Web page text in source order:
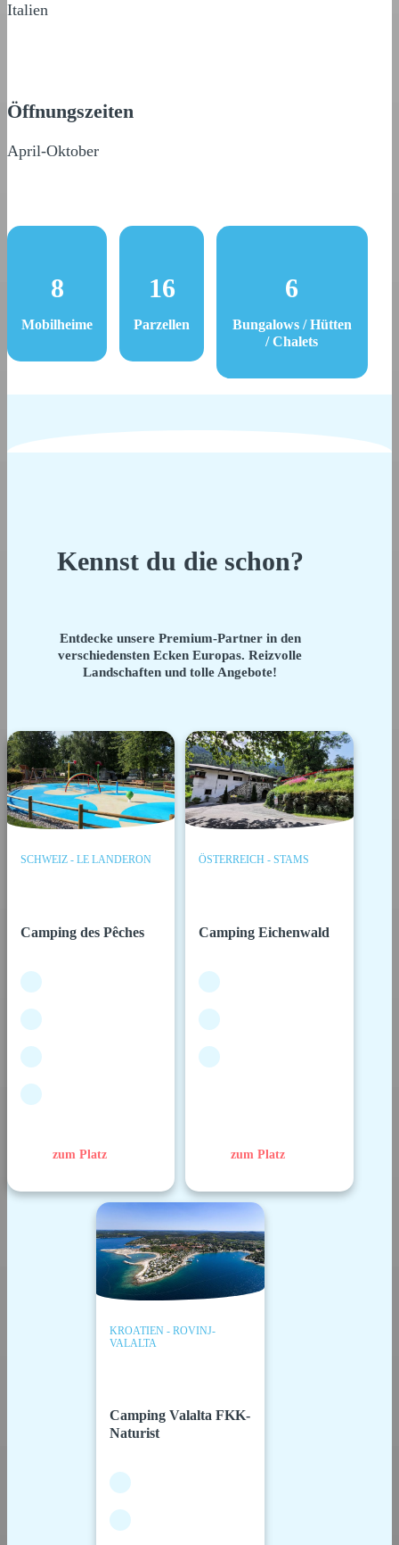
Italien
Öffnungszeiten
April-Oktober
8
Mobilheime
16
Parzellen
6
Bungalows / Hütten
/ Chalets
Kennst du die schon?
Entdecke unsere Premium-Partner in den
verschiedensten Ecken Europas. Reizvolle
Landschaften und tolle Angebote!
SCHWEIZ - LE LANDERON
Camping des Pêches
zum Platz
ÖSTERREICH - STAMS
Camping Eichenwald
zum Platz
KROATIEN - ROVINJ-
VALALTA
Camping Valalta FKK-
Naturist